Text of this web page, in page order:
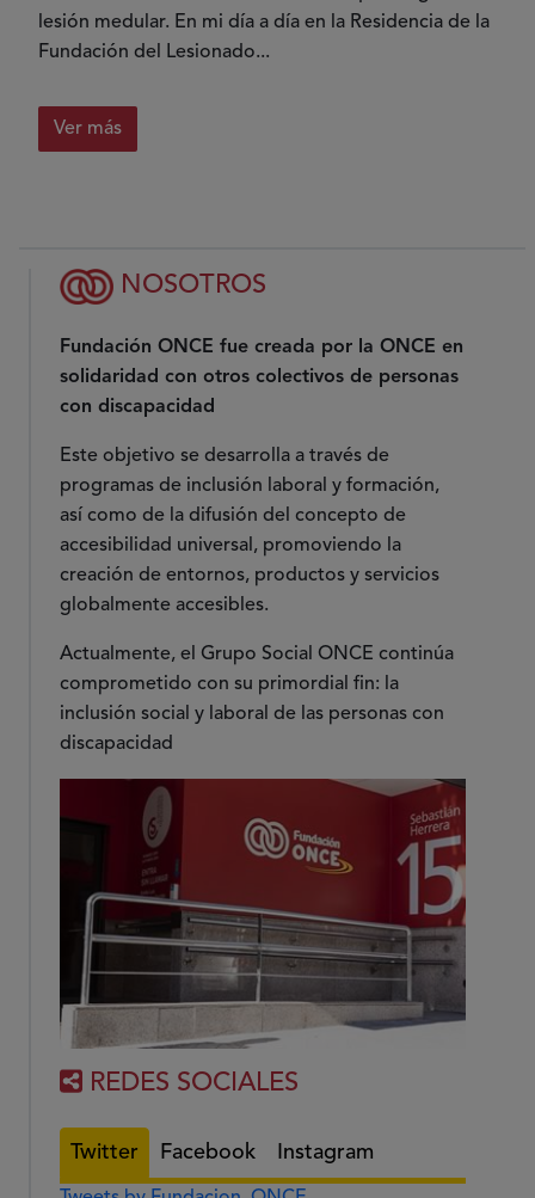
lesión medular. En mi día a día en la Residencia de la
Fundación del Lesionado...
Ver más
NOSOTROS
Fundación ONCE fue creada por la ONCE en
solidaridad con otros colectivos de personas
con discapacidad
Este objetivo se desarrolla a través de
programas de inclusión laboral y formación,
así como de la difusión del concepto de
accesibilidad universal, promoviendo la
creación de entornos, productos y servicios
globalmente accesibles.
Actualmente, el Grupo Social ONCE continúa
comprometido con su primordial fin: la
inclusión social y laboral de las personas con
discapacidad
REDES SOCIALES
Twitter Facebook Instagram